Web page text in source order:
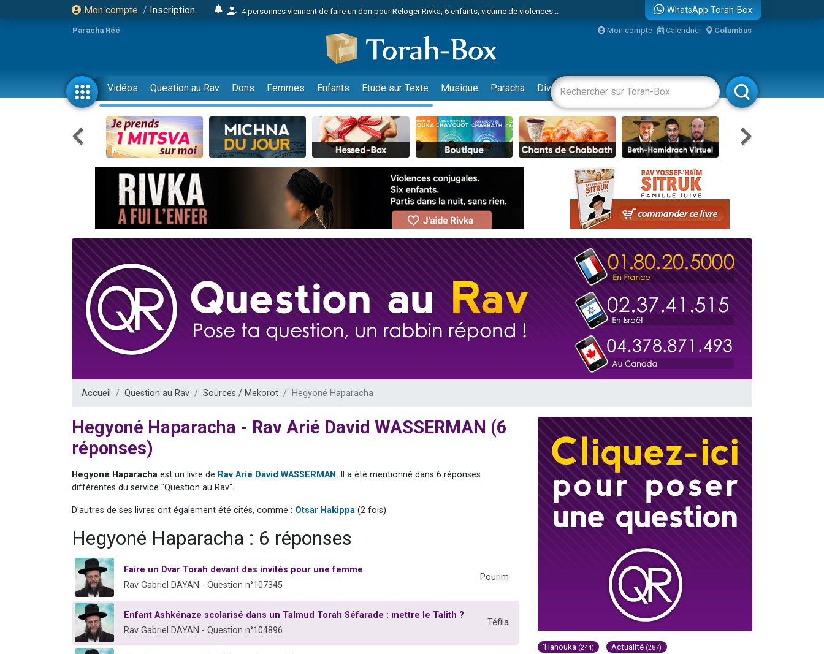
Mon compte / Inscription
4 personnes viennent de faire un don pour Reloger Rivka, 6 enfants, victime de violences...
17 personnes viennent de demander une bénédiction
4 personnes viennent de nous rejoindre sur WhatsApp
Il reste 49 places pour étudier en groupe sur Zoom
23 personnes viennent de faire un don pour Diane, 80 ans, dans un appartement insalubre
Eva vient de donner son Maasser
4 personnes viennent de nous rejoindre sur WhatsApp
3 personnes viennent de nous rejoindre sur WhatsApp
3 personnes viennent de faire un don pour 5 jours de vacances aux Orphelins
Odaya vient de donner son Maasser
2 personnes viennent de nous rejoindre sur WhatsApp
13 personnes viennent de demander une bénédiction
12 nouvelles musiques dans Torah-Box Music
30 personnes viennent de faire un don pour Sauvez la jambe de Yohan
Il reste 49 places pour étudier en groupe sur Zoom
3 personnes viennent de nous rejoindre sur WhatsApp
2 personnes viennent de nous rejoindre sur WhatsApp
2 nouvelles musiques dans Torah-Box Music
WhatsApp Torah-Box
Paracha Réé Mon compte Calendrier Columbus
Vidéos Question au Rav Dons Femmes Enfants Etude sur Texte Musique Paracha Divertissements Livres Rabbanim
Accueil Question au Rav Sources / Mekorot Hegyoné Haparacha
Hegyoné Haparacha - Rav Arié David WASSERMAN (6
réponses)
Hegyoné Haparacha est un livre de Rav Arié David WASSERMAN. Il a été mentionné dans 6 réponses
différentes du service "Question au Rav".
D'autres de ses livres ont également été cités, comme : Otsar Hakippa (2 fois).
Hegyoné Haparacha : 6 réponses
Faire un Dvar Torah devant des invités pour une femme
Rav Gabriel DAYAN - Question n°107345
Pourim
Enfant Ashkénaze scolarisé dans un Talmud Torah Séfarade : mettre le Talith ?
Rav Gabriel DAYAN - Question n°104896
Téfila
'Hanouka (244) Actualité (287)